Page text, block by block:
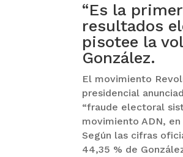
“Es la
resultados
pisotee la
González.
El movimiento
presidencial
“fraude electoral
movimiento ADN,
Según las cifras
44,35 % de